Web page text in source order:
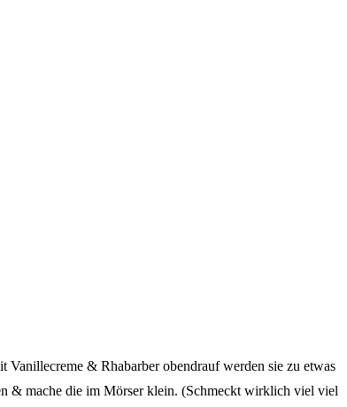
& Rhabarber obendrauf werden sie zu etwas
& mache die im Mörser klein. (Schmeckt wirklich viel viel